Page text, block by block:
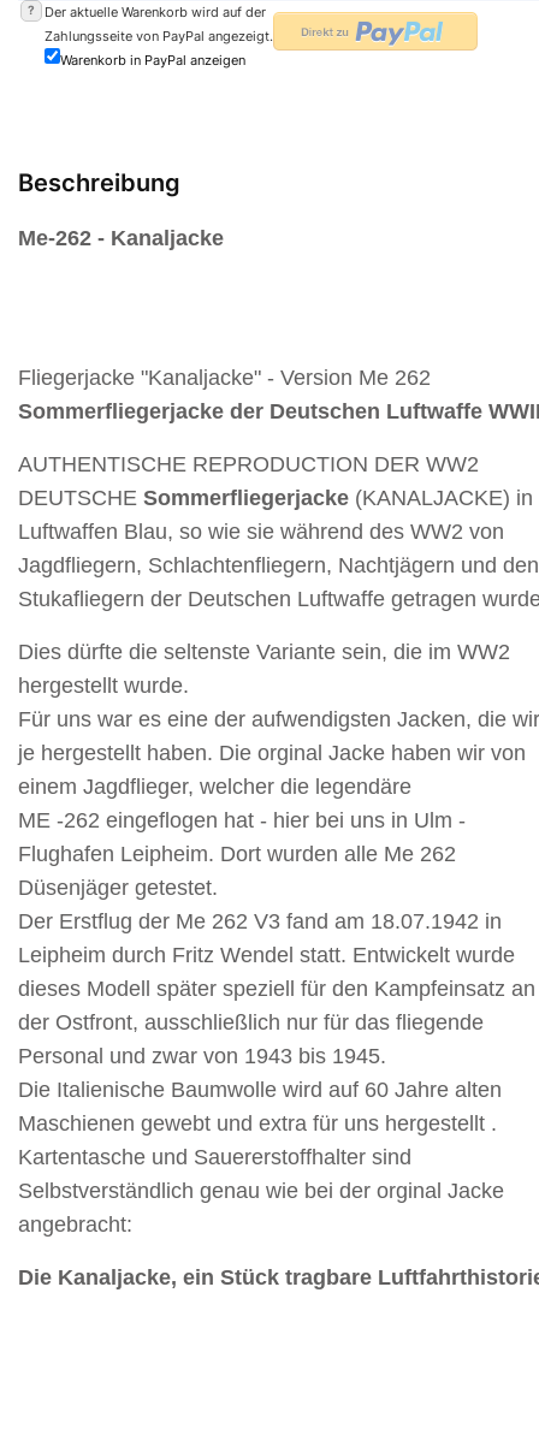
?
Der aktuelle Warenkorb wird auf der
Zahlungsseite von PayPal angezeigt.
Warenkorb in PayPal anzeigen
Beschreibung
Me-262 - Kanaljacke
Fliegerjacke "Kanaljacke" - Version Me 262
Sommerfliegerjacke der Deutschen Luftwaffe
AUTHENTISCHE REPRODUCTION DER WW2
DEUTSCHE Sommerfliegerjacke (KANALJACKE) in
Luftwaffen Blau, so wie sie während des WW2 von
Jagdfliegern, Schlachtenfliegern, Nachtjägern und den
Stukafliegern der Deutschen Luftwaffe getragen
Dies dürfte die seltenste Variante sein, die im WW2
hergestellt wurde.
Für uns war es eine der aufwendigsten Jacken, die wir
je hergestellt haben. Die orginal Jacke haben wir von
einem Jagdflieger, welcher die legendäre
ME -262 eingeflogen hat - hier bei uns in Ulm -
Flughafen Leipheim. Dort wurden alle Me 262
Düsenjäger getestet.
Der Erstflug der Me 262 V3 fand am 18.07.1942 in
Leipheim durch Fritz Wendel statt. Entwickelt wurde
dieses Modell später speziell für den Kampfeinsatz an
der Ostfront, ausschließlich nur für das fliegende
Personal und zwar von 1943 bis 1945.
Die Italienische Baumwolle wird auf 60 Jahre alten
Maschienen gewebt und extra für uns hergestellt .
Kartentasche und Sauererstoffhalter sind
Selbstverständlich genau wie bei der orginal Jacke
angebracht:
Die Kanaljacke, ein Stück tragbare